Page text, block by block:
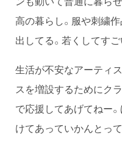
高の暮らし。服や刺繍
出してる。若くしてすご
生活が不安なアーティ
スを増設するためにク
で応援してあげてねー
けてあっていかんとっ